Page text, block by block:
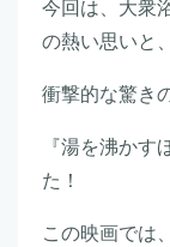
今回は、大衆
の熱い思いと、
衝撃的な驚き
『湯を沸かす
た！
この映画では